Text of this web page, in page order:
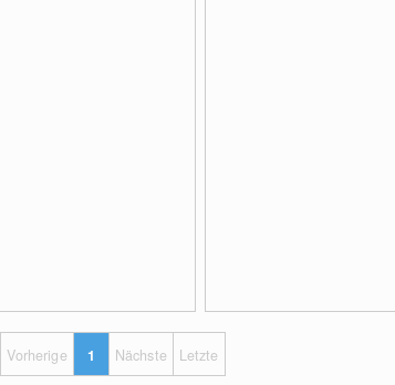
Vorherige 1 Nächste Letzte